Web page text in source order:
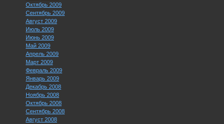
Октябрь 2009
Сентябрь 2009
Август 2009
Июль 2009
Июнь 2009
Май 2009
Апрель 2009
Март 2009
Февраль 2009
Январь 2009
Декабрь 2008
Ноябрь 2008
Октябрь 2008
Сентябрь 2008
Август 2008